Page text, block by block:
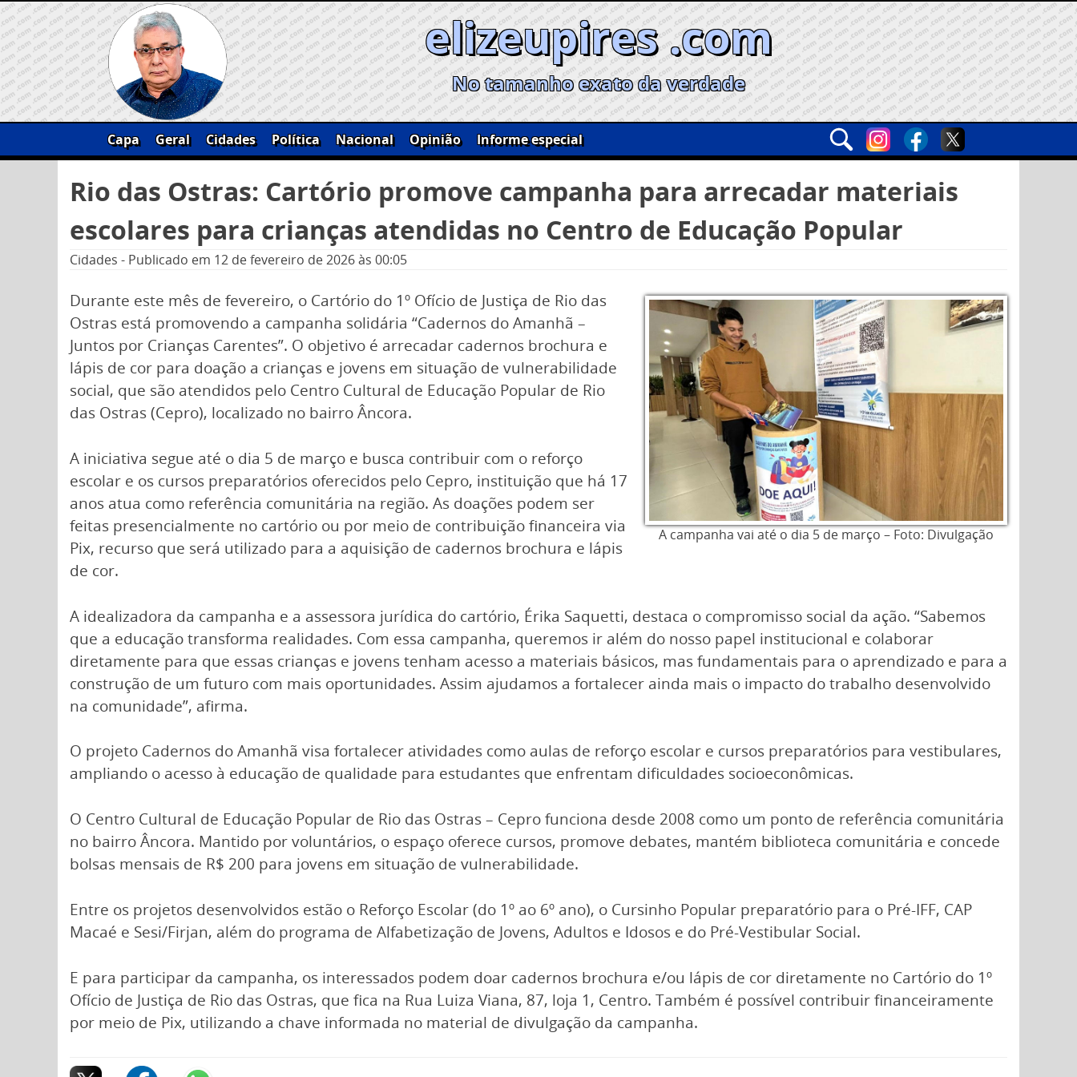
Skip
to
content
elizeupires .com
No tamanho exato da verdade
Capa Geral Cidades Política Nacional Opinião
Informe especial
por:
Rio das Ostras: Cartório promove campanha para arrecadar materiais
escolares para crianças atendidas no Centro de Educação Popular
Cidades - Publicado em 12 de fevereiro de 2026às 00:05
A campanha vai até o dia 5 de março – Foto: Divulgação
Durante este mês de fevereiro, o Cartório do 1º Ofício de Justiça de Rio das
Ostras está promovendo a campanha solidária “Cadernos do Amanhã –
Juntos por Crianças Carentes”. O objetivo é arrecadar cadernos brochura e
lápis de cor para doação a crianças e jovens em situação de vulnerabilidade
social, que são atendidos pelo Centro Cultural de Educação Popular de Rio
das Ostras (Cepro), localizado no bairro Âncora.
A iniciativa segue até o dia 5 de março e busca contribuir com o reforço
escolar e os cursos preparatórios oferecidos pelo Cepro, instituição que há 17
anos atua como referência comunitária na região. As doações podem ser
feitas presencialmente no cartório ou por meio de contribuição financeira via
Pix, recurso que será utilizado para a aquisição de cadernos brochura e lápis
de cor.
A idealizadora da campanha e a assessora jurídica do cartório, Érika Saquetti, destaca o compromisso social da ação. “Sabemos
que a educação transforma realidades. Com essa campanha, queremos ir além do nosso papel institucional e colaborar
diretamente para que essas crianças e jovens tenham acesso a materiais básicos, mas fundamentais para o aprendizado e para a
construção de um futuro com mais oportunidades. Assim ajudamos a fortalecer ainda mais o impacto do trabalho desenvolvido
na comunidade”, afirma.
O projeto Cadernos do Amanhã visa fortalecer atividades como aulas de reforço escolar e cursos preparatórios para vestibulares,
ampliando o acesso à educação de qualidade para estudantes que enfrentam dificuldades socioeconômicas.
O Centro Cultural de Educação Popular de Rio das Ostras – Cepro funciona desde 2008 como um ponto de referência comunitária
no bairro Âncora. Mantido por voluntários, o espaço oferece cursos, promove debates, mantém biblioteca comunitária e concede
bolsas mensais de R$ 200 para jovens em situação de vulnerabilidade.
Entre os projetos desenvolvidos estão o Reforço Escolar (do 1º ao 6º ano), o Cursinho Popular preparatório para o Pré-IFF, CAP
Macaé e Sesi/Firjan, além do programa de Alfabetização de Jovens, Adultos e Idosos e do Pré-Vestibular Social.
E para participar da campanha, os interessados podem doar cadernos brochura e/ou lápis de cor diretamente no Cartório do 1º
Ofício de Justiça de Rio das Ostras, que fica na Rua Luiza Viana, 87, loja 1, Centro. Também é possível contribuir financeiramente
por meio de Pix, utilizando a chave informada no material de divulgação da campanha.